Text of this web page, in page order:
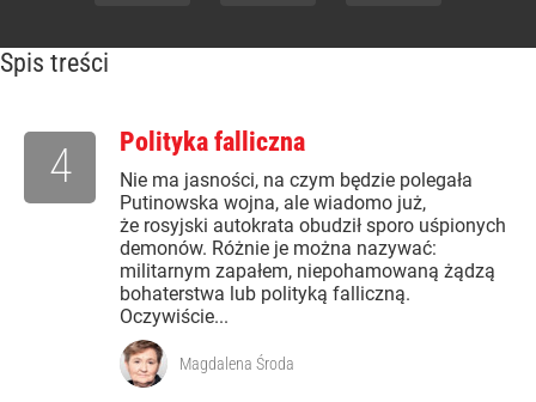
Spis treści
Polityka falliczna
Nie ma jasności, na czym będzie polegała
Putinowska wojna, ale wiadomo już,
że rosyjski autokrata obudził sporo uśpionych
demonów. Różnie je można nazywać:
militarnym zapałem, niepohamowaną żądzą
bohaterstwa lub polityką falliczną.
Oczywiście...
4
Magdalena Środa